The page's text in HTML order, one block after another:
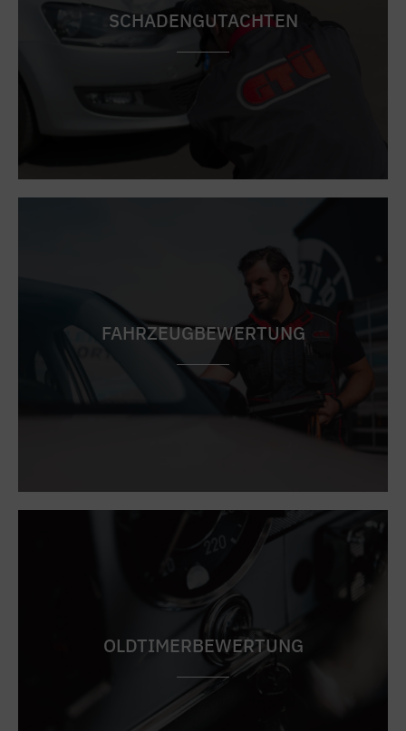
SCHADENGUTACHTEN
FAHRZEUGBEWERTUNG
OLDTIMERBEWERTUNG